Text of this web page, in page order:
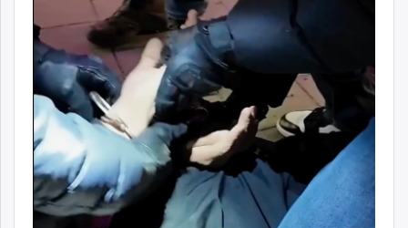
mnb.mn
Livetv.mn
Eguur.mn
24tsag.mn
shuud.mn
eagle.mn
ergelt.mn
zarig.mn
today.mn